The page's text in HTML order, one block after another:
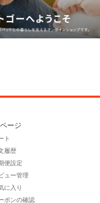
ージ
ト
履歴
便設定
ュー管理
に入り
ポンの確認